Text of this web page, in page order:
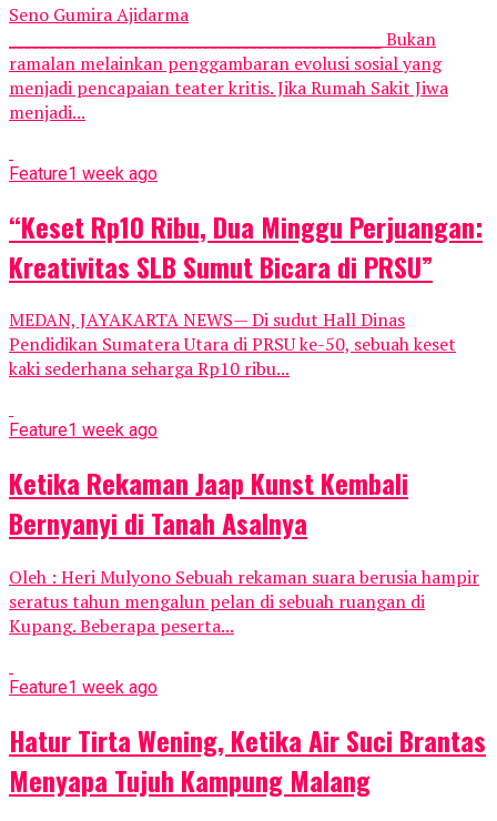
Seno Gumira Ajidarma
________________________________________________ Bukan
ramalan melainkan penggambaran evolusi sosial yang
menjadi pencapaian teater kritis. Jika Rumah Sakit Jiwa
menjadi...
Feature1 week ago
“Keset Rp10 Ribu, Dua Minggu Perjuangan:
Kreativitas SLB Sumut Bicara di PRSU”
MEDAN, JAYAKARTA NEWS— Di sudut Hall Dinas
Pendidikan Sumatera Utara di PRSU ke-50, sebuah keset
kaki sederhana seharga Rp10 ribu...
Feature1 week ago
Ketika Rekaman Jaap Kunst Kembali
Bernyanyi di Tanah Asalnya
Oleh : Heri Mulyono Sebuah rekaman suara berusia hampir
seratus tahun mengalun pelan di sebuah ruangan di
Kupang. Beberapa peserta...
Feature1 week ago
Hatur Tirta Wening, Ketika Air Suci Brantas
Menyapa Tujuh Kampung Malang